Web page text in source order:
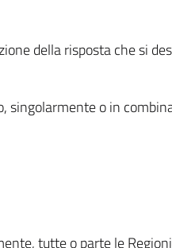
della risposta che si
o in
tutte o parte le